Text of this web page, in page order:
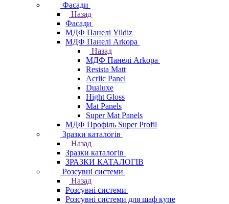
Фасади
Назад
Фасади
МДФ Панелі Yildiz
МДФ Панелі Arkopa
Назад
МДФ Панелі Arkopa
Resista Matt
Acrlic Panel
Dualuxe
Hight Gloss
Mat Panels
Super Mat Panels
МДФ Профіль Super Profil
Зразки каталогів
Назад
Зразки каталогів
ЗРАЗКИ КАТАЛОГІВ
Розсувні системи
Назад
Розсувні системи
Розсувні системи для шаф купе